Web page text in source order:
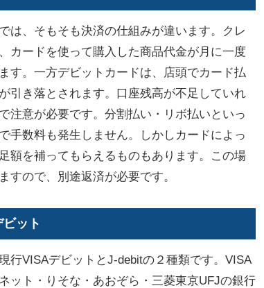
、そもそも決済の仕組みが違います。クレ
カードを使って購入した商品代金が月に一度
す。一方デビットカードは、店頭でカード払
引き落とされます。口座残高が不足していれ
注意が必要です。分割払い・リボ払いといっ
手数料も発生しません。しかしカードによっ
額を補ってもらえるものもあります。この場
すので、別途返済が必要です。
ット
行VISAデビットとJ-debitの２種類です。VISA
ット・りそな・あおぞら・三菱東京UFJの銀行